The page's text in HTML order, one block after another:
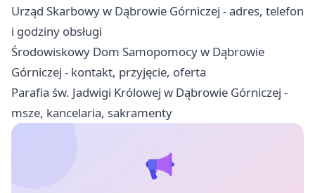
Urząd Skarbowy w Dąbrowie Górniczej - adres, telefon
i godziny obsługi
Środowiskowy Dom Samopomocy w Dąbrowie
Górniczej - kontakt, przyjęcie, oferta
Parafia św. Jadwigi Królowej w Dąbrowie Górniczej -
msze, kancelaria, sakramenty